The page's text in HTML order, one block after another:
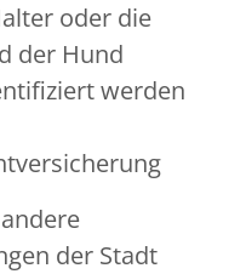
oder die
der Hund
werden
der Stadt